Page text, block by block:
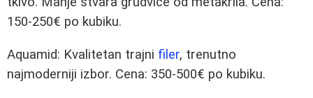
150-250€ po kubiku.
Aquamid: Kvalitetan trajni filer, trenutno
najmoderniji izbor. Cena: 350-500€ po kubiku.